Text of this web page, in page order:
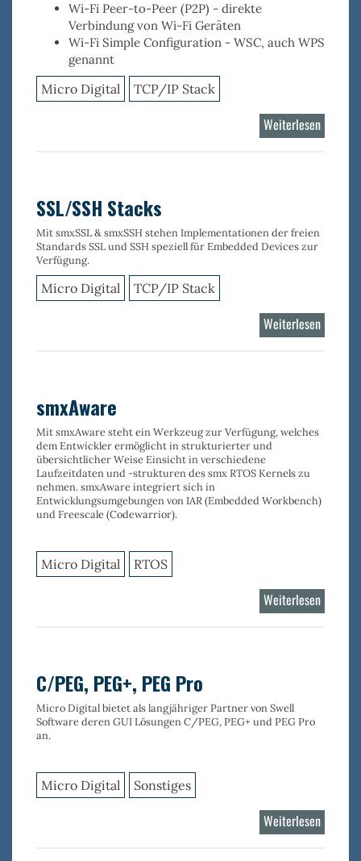
Wi-Fi Peer-to-Peer (P2P) - direkte
Verbindung von Wi-Fi Geräten
Wi-Fi Simple Configuration - WSC, auch WPS
genannt
Micro Digital TCP/IP Stack
Weiterlesen
Wi-
SSL/SSH Stacks
Mit smxSSL & smxSSH stehen Implementationen der freien
Standards SSL und SSH speziell für Embedded Devices zur
Verfügung.
Micro Digital TCP/IP Stack
Weiterlesen
SSL/
smxAware
MitsmxAwaresteht ein Werkzeug zur Verfügung, welches
dem Entwickler ermöglicht in strukturierter und
übersichtlicher Weise Einsicht in verschiedene
Laufzeitdaten und -strukturen des smx RTOS Kernelszu
nehmen. smxAware integriert sich in
Entwicklungsumgebungen von IAR (Embedded Workbench)
und Freescale (Codewarrior).
Micro Digital RTOS
Weiterlesen
C/PEG, PEG+, PEG Pro
Micro Digital bietet als langjähriger Partner von Swell
Software deren GUI Lösungen C/PEG, PEG+ und PEG Pro
an.
Micro Digital Sonstiges
Weiterlesen
C/PEG,